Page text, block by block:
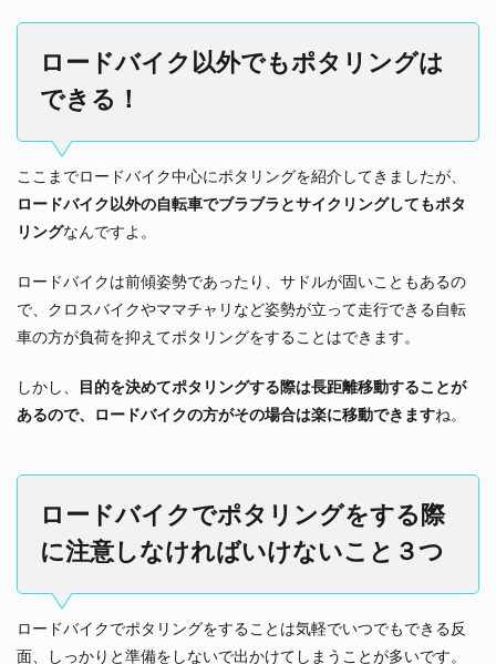
ロードバイク以外でもポタリングは
できる！
ここまでロードバイク中心にポタリングを紹介してきましたが、
ロードバイク以外の自転車でブラブラとサイクリングしてもポタ
リングなんですよ。
ロードバイクは前傾姿勢であったり、サドルが固いこともあるの
で、クロスバイクやママチャリなど姿勢が立って走行できる自転
車の方が負荷を抑えてポタリングをすることはできます。
しかし、
目的を決めてポタリングする際は長距離移動することが
あるので、ロードバイクの方がその場合は楽に移動できますね。
ロードバイクでポタリングをする際
に注意しなければいけないこと３つ
ロードバイクでポタリングをすることは気軽でいつでもできる反
面、しっかりと準備をしないで出かけてしまうことが多いです。